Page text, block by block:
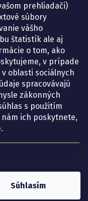
prehliadači)
súbory
vášho
štatistík ale aj
o tom, ako
v prípade
oblasti sociálnych
spracovávajú
zákonných
s použitím
nám ich poskytnete,
Súhlasím